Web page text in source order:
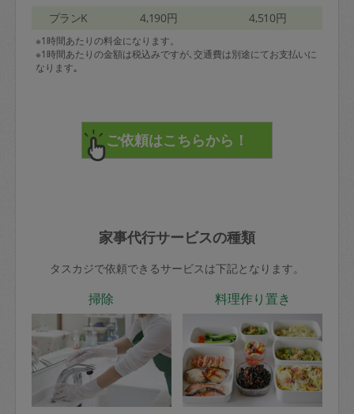
プランK 4,190円 4,510円
※1時間あたりの料金になります。
※1時間あたりの金額は税込みですが､交通費は別途にてお支払いに
なります｡
家事代行サービスの種類
タスカジで依頼できるサービスは下記となります。
掃除 料理作り置き